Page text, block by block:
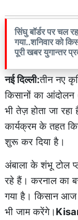
सिंघु बॉर्डर पर चल
गया..शनिवार को
पूरी खबर युगान्तर
नई दिल्ली:तीन नए
किसानों का आंदोलन
भी तेज़ होता जा रहा
कार्यक्रम के तहत
शुरू कर दिया है।
अंबाला के शंभू टोल
रहे हैं। करनाल का
गया है। किसान आज
भी जाम करेंगे।